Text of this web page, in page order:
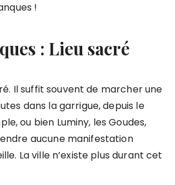
!
: Lieu sacré
Il suffit souvent de marcher une
dans la garrigue, depuis le
ou bien Luminy, les Goudes,
aucune manifestation
La ville n’existe plus durant cet